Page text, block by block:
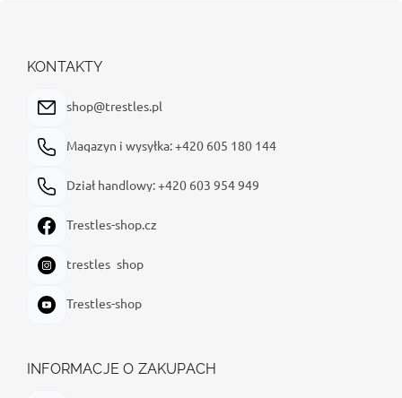
KONTAKTY
shop@trestles.pl
Magazyn i wysyłka: +420 605 180 144
Dział handlowy: +420 603 954 949
Trestles-shop.cz
trestles_shop
Trestles-shop
INFORMACJE O ZAKUPACH